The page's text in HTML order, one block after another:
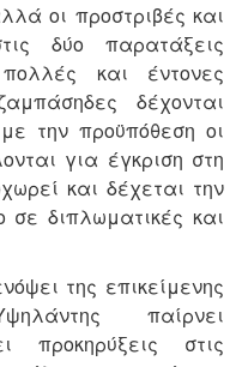
οι προστριβές και
δύο παρατάξεις
και έντονες
δέχονται
την προϋπόθεση οι
για έγκριση στη
και δέχεται την
σε διπλωματικές και
της επικείμενης
παίρνει
προκηρύξεις στις